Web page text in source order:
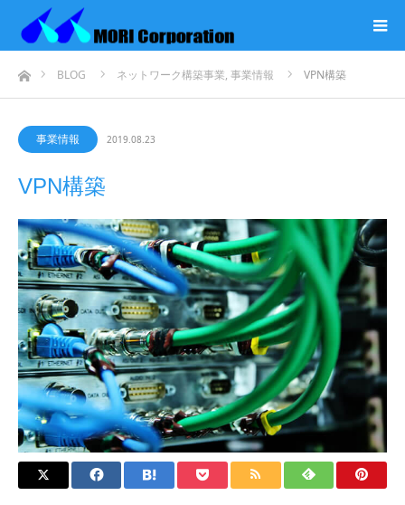
ホームBLOG ネットワーク構築事業, 事業情報 VPN構築
事業情報 2019.08.23
VPN構築